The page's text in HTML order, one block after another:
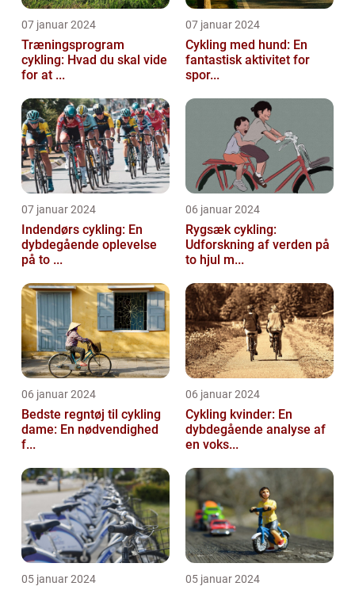
07 januar 2024
Træningsprogram
cykling: Hvad du skal vide
for at ...
07 januar 2024
Cykling med hund: En
fantastisk aktivitet for
spor...
07 januar 2024
Indendørs cykling: En
dybdegående oplevelse
på to ...
06 januar 2024
Rygsæk cykling:
Udforskning af verden på
to hjul m...
06 januar 2024
Bedste regntøj til cykling
dame: En nødvendighed
f...
06 januar 2024
Cykling kvinder: En
dybdegående analyse af
en voks...
05 januar 2024 05 januar 2024